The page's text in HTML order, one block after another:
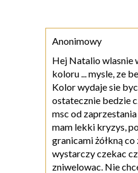
Anonimowy
Hej Natalio wlasnie
koloru ... mysle, ze
Kolor wydaje sie
ostatecznie bedzie
msc od
mam lekki kryzys,
granicami żółkną
wystarczy czekac
zniwelowac. Nie